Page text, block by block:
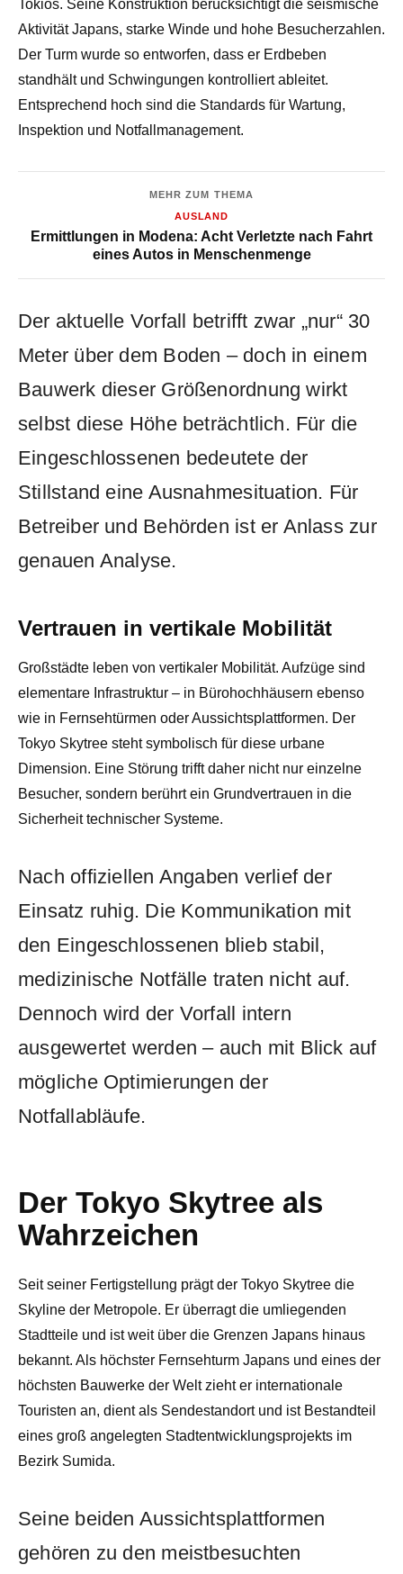
Tokios. Seine Konstruktion berücksichtigt die seismische
Aktivität Japans, starke Winde und hohe Besucherzahlen.
Der Turm wurde so entworfen, dass er Erdbeben
standhält und Schwingungen kontrolliert ableitet.
Entsprechend hoch sind die Standards für Wartung,
Inspektion und Notfallmanagement.
MEHR ZUM THEMA
AUSLAND
Ermittlungen in Modena: Acht Verletzte nach Fahrt
eines Autos in Menschenmenge
Der aktuelle Vorfall betrifft zwar „nur“ 30
Meter über dem Boden – doch in einem
Bauwerk dieser Größenordnung wirkt
selbst diese Höhe beträchtlich. Für die
Eingeschlossenen bedeutete der
Stillstand eine Ausnahmesituation. Für
Betreiber und Behörden ist er Anlass zur
genauen Analyse.
Vertrauen in vertikale Mobilität
Großstädte leben von vertikaler Mobilität. Aufzüge sind
elementare Infrastruktur – in Bürohochhäusern ebenso
wie in Fernsehtürmen oder Aussichtsplattformen. Der
Tokyo Skytree steht symbolisch für diese urbane
Dimension. Eine Störung trifft daher nicht nur einzelne
Besucher, sondern berührt ein Grundvertrauen in die
Sicherheit technischer Systeme.
Nach offiziellen Angaben verlief der
Einsatz ruhig. Die Kommunikation mit
den Eingeschlossenen blieb stabil,
medizinische Notfälle traten nicht auf.
Dennoch wird der Vorfall intern
ausgewertet werden – auch mit Blick auf
mögliche Optimierungen der
Notfallabläufe.
Der Tokyo Skytree als
Wahrzeichen
Seit seiner Fertigstellung prägt der Tokyo Skytree die
Skyline der Metropole. Er überragt die umliegenden
Stadtteile und ist weit über die Grenzen Japans hinaus
bekannt. Als höchster Fernsehturm Japans und eines der
höchsten Bauwerke der Welt zieht er internationale
Touristen an, dient als Sendestandort und ist Bestandteil
eines groß angelegten Stadtentwicklungsprojekts im
Bezirk Sumida.
Seine beiden Aussichtsplattformen
gehören zu den meistbesuchten